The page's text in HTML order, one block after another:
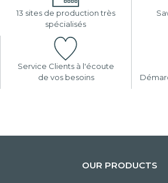
13 sites de production très
spécialisés
Service Clients à l'écoute
de vos besoins
OUR PRODUCTS